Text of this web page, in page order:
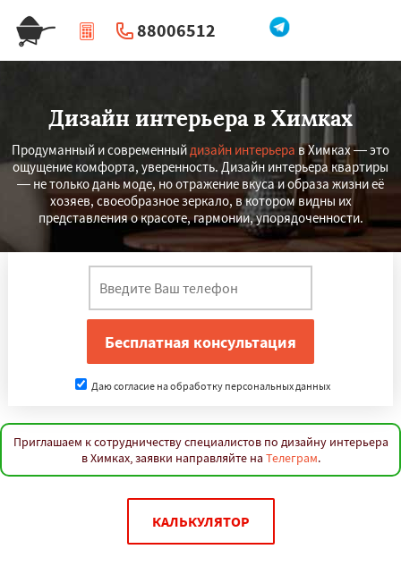
88006512
| Перезвоните мне
Дизайн интерьера в Химках
Продуманный и современныйдизайн интерьера в Химках — это
ощущение комфорта, уверенность. Дизайн интерьера квартиры
— не только дань моде, но отражение вкуса и образа жизни её
хозяев, своеобразное зеркало, в котором видны их
представления о красоте, гармонии, упорядоченности.
Даю согласие на обработку персональных данных
Приглашаем к сотрудничеству специалистов по дизайну интерьера
в Химках, заявки направляйте на Телеграм.
КАЛЬКУЛЯТОР